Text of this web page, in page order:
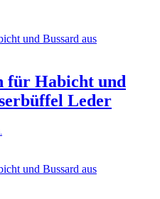
für Habicht und
Leder